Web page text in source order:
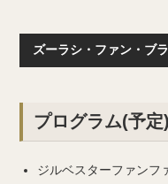
ズーラシ・ファン・ブ
プログラム(予定)
ジルベスターファンフ